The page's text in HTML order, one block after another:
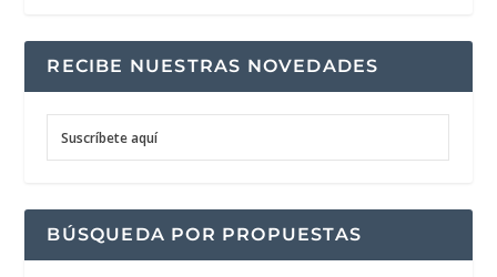
RECIBE NUESTRAS NOVEDADES
Suscríbete aquí
BÚSQUEDA POR PROPUESTAS